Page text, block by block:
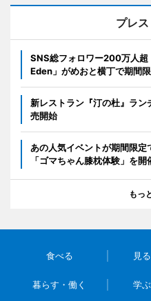
プレ
SNS総フォロワー200万人
Eden」がめおと横丁で期間
新レストラン『汀の杜』ラン
売開始
あの人気イベントが期間限
「ゴマちゃん膝枕体験」を開
もっ
食べる 見
暮らす・働く 学